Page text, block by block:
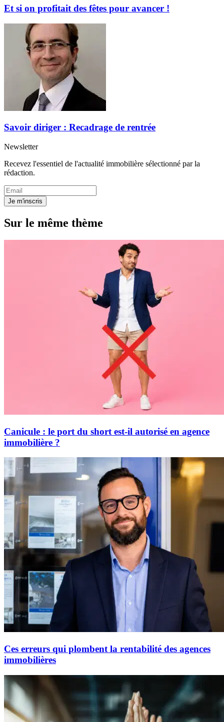
Et si on profitait des fêtes pour avancer !
Savoir diriger : Recadrage de rentrée
Newsletter
Recevez l'essentiel de l'actualité immobilière sélectionné par la
rédaction.
Je m'inscris
Sur le même thème
Canicule : le port du short est-il autorisé en agence
immobilière ?
Ces erreurs qui plombent la rentabilité des agences
immobilières